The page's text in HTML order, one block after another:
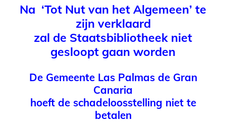
Na ‘Tot Nut van het Algemeen’ te
zijn verklaard
zal de Staatsbibliotheek niet
gesloopt gaan worden
De Gemeente Las Palmas de Gran
Canaria
hoeft de schadeloosstelling niet te
betalen